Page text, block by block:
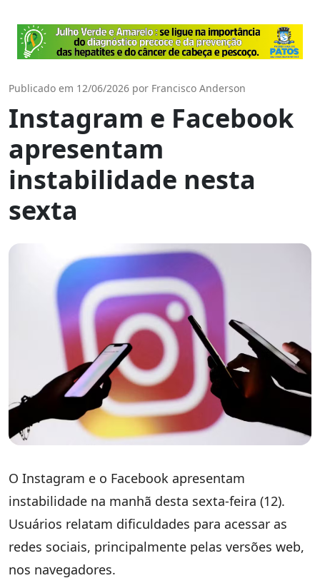
Publicado em 12/06/2026 por Francisco Anderson
Instagram e Facebook
apresentam
instabilidade nesta
sexta
O Instagram e o Facebook apresentam
instabilidade na manhã desta sexta-feira (12).
Usuários relatam dificuldades para acessar as
redes sociais, principalmente pelas versões web,
nos navegadores.